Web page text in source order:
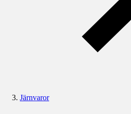
Järnvaror